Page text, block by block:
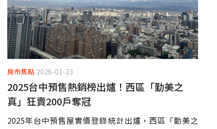
房市焦點 2026-01-23
2025台中預售熱銷榜出爐！西區「勤美之
真」狂賣200戶奪冠
2025年台中預售屋實價登錄統計出爐，西區「勤美之